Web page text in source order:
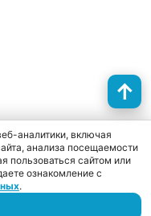
аналитики, включая
анализа посещаемости
пользоваться сайтом или
ознакомление с
.